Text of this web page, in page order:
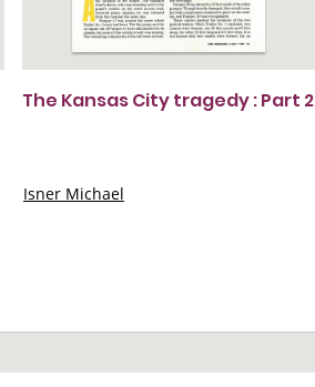
The Kansas City tragedy : Part 2
Isner Michael